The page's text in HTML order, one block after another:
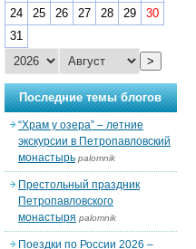
24
25 26 27 28 29
30
31
>
Последние темы блогов
“Храм у озера” – летние
экскурсии в Петропавловский
монастырь palomnik
Престольный праздник
Петропавловского
монастыря palomnik
Поездки по России 2026 –